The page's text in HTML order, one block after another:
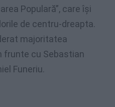
Populară”, care îşi
de centru-dreapta.
majoritatea
frunte cu Sebastian
Funeriu.